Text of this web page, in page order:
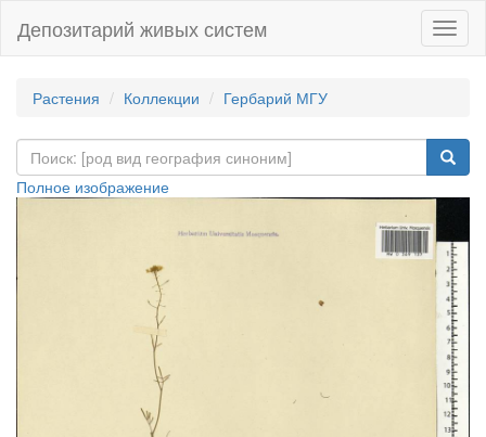
Депозитарий живых систем
Растения Коллекции Гербарий МГУ
Полное изображение